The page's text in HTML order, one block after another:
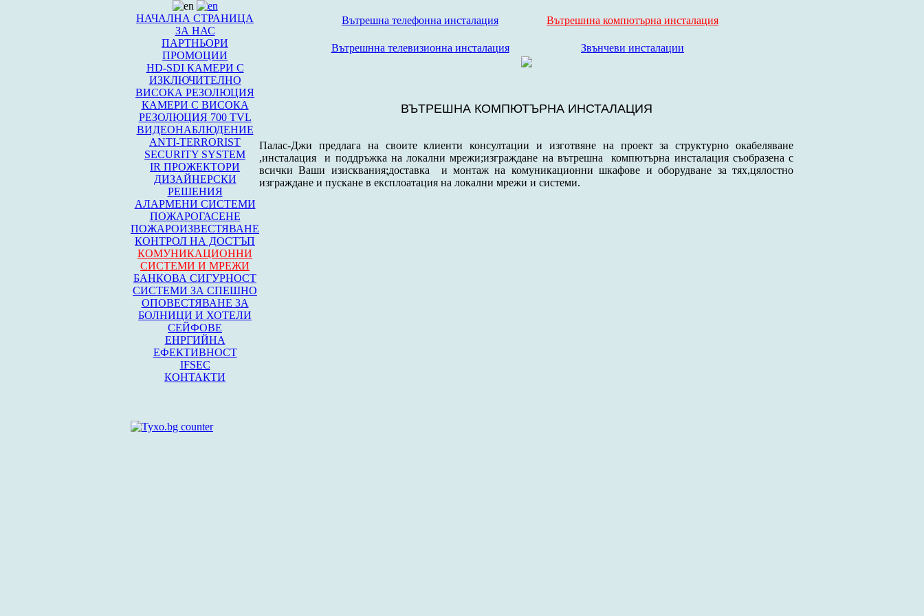
НАЧАЛНА СТРАНИЦА
ЗА НАС
ПАРТНЬОРИ
ПРОМОЦИИ
HD-SDI КАМЕРИ С
ИЗКЛЮЧИТЕЛНО
ВИСОКА РЕЗОЛЮЦИЯ
КАМЕРИ С ВИСОКА
РЕЗОЛЮЦИЯ 700 TVL
ВИДЕОНАБЛЮДЕНИЕ
ANTI-TERRORIST
SECURITY SYSTEM
IR ПРОЖЕКТОРИ
ДИЗАЙНЕРСКИ
РЕШЕНИЯ
АЛАРМЕНИ СИСТЕМИ
ПОЖАРОГАСЕНЕ
ПОЖАРОИЗВЕСТЯВАНЕ
КОНТРОЛ НА ДОСТЪП
КОМУНИКАЦИОННИ
СИСТЕМИ И МРЕЖИ
БАНКОВА СИГУРНОСТ
СИСТЕМИ ЗА СПЕШНО
ОПОВЕСТЯВАНЕ ЗА
БОЛНИЦИ И ХОТЕЛИ
СЕЙФОВЕ
ЕНРГИЙНА
ЕФЕКТИВНОСТ
IFSEC
КОНТАКТИ
Вътрешна телефонна инсталация Вътрешнна компютърна инсталация
Вътрешнна телевизионна инсталация Звънчеви инсталации
ВЪТРЕШНА КОМПЮТЪРНА ИНСТАЛАЦИЯ
Палас-Джи предлага на своите клиенти консултации и изготвяне на проект за структурно окабеляване
,инсталация и поддръжка на локални мрежи;изграждане на вътрешна компютърна инсталация съобразена с
всички Ваши изисквания;доставка и монтаж на комуникационни шкафове и оборудване за тях,цялостно
изграждане и пускане в експлоатация на локални мрежи и системи.